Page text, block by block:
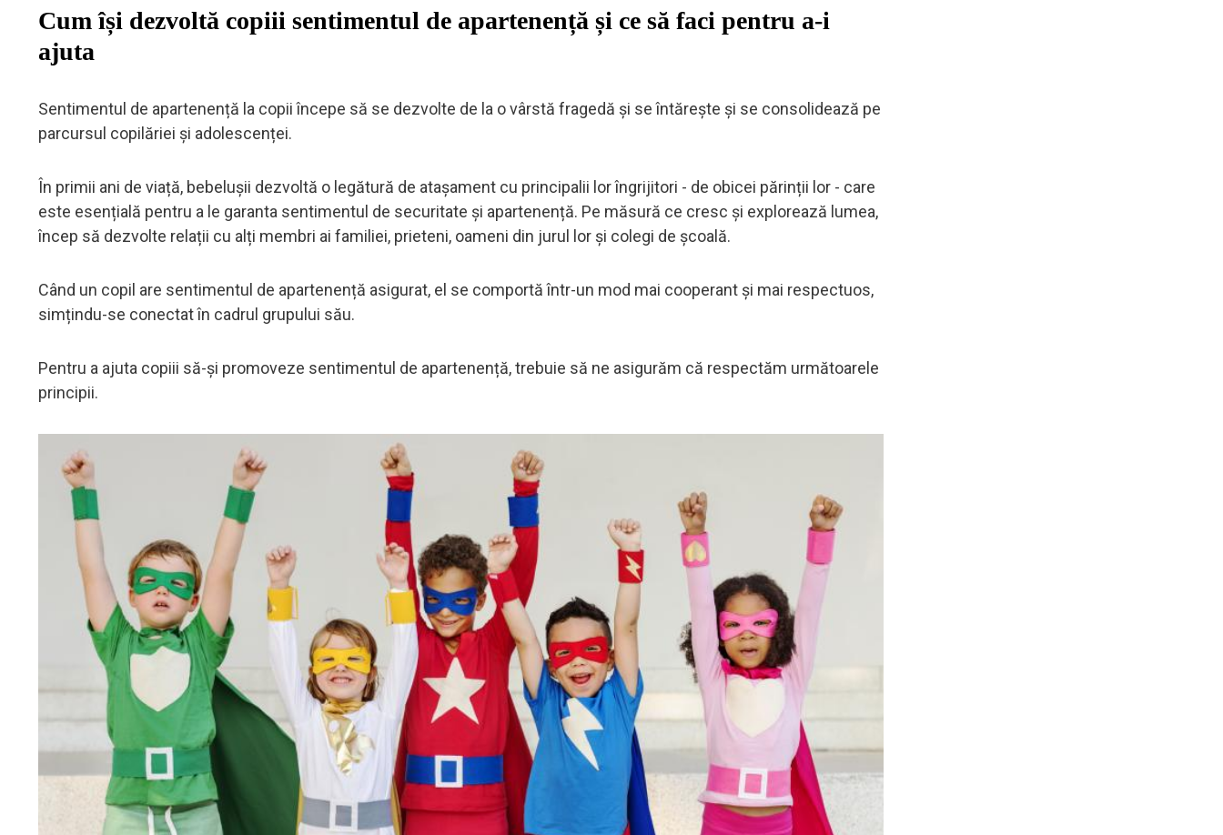
Cum își dezvoltă copiii sentimentul de apartenență și ce să faci pentru a-i
ajuta
Sentimentul de apartenență la copii începe să se dezvolte de la o vârstă fragedă și se întărește și se consolidează pe
parcursul copilăriei și adolescenței.
În primii ani de viață, bebelușii dezvoltă o legătură de atașament cu principalii lor îngrijitori - de obicei părinții lor - care
este esențială pentru a le garanta sentimentul de securitate și apartenență. Pe măsură ce cresc și explorează lumea,
încep să dezvolte relații cu alți membri ai familiei, prieteni, oameni din jurul lor și colegi de școală.
Când un copil are sentimentul de apartenență asigurat, el se comportă într-un mod mai cooperant și mai respectuos,
simțindu-se conectat în cadrul grupului său.
Pentru a ajuta copiii să-și promoveze sentimentul de apartenență, trebuie să ne asigurăm că respectăm următoarele
principii.